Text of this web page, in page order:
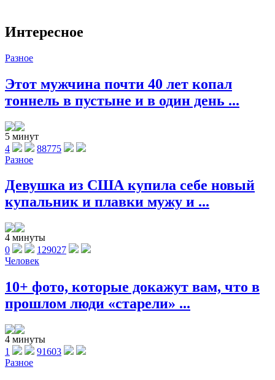
Интересное
Разное
Этот мужчина почти 40 лет копал
тоннель в пустыне и в один день ...
5 минут
4
88775
Разное
Девушка из США купила себе новый
купальник и плавки мужу и ...
4 минуты
0
129027
Человек
10+ фото, которые докажут вам, что в
прошлом люди «старели» ...
4 минуты
1
91603
Разное